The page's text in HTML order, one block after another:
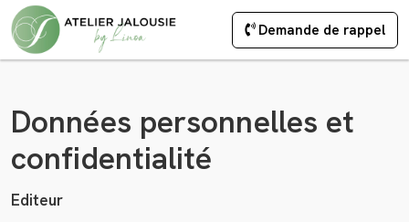
Demande de rappel
Données personnelles et
confidentialité
Editeur